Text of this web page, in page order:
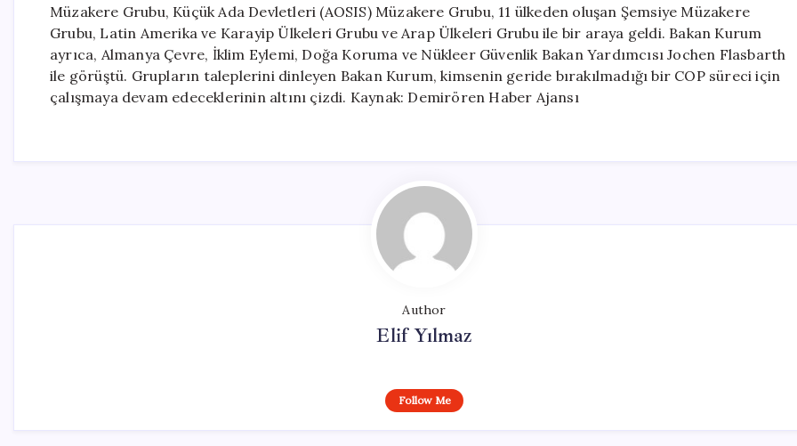
Müzakere Grubu, Küçük Ada Devletleri (AOSIS) Müzakere Grubu, 11 ülkeden oluşan Şemsiye Müzakere
Grubu, Latin Amerika ve Karayip Ülkeleri Grubu ve Arap Ülkeleri Grubu ile bir araya geldi. Bakan Kurum
ayrıca, Almanya Çevre, İklim Eylemi, Doğa Koruma ve Nükleer Güvenlik Bakan Yardımcısı Jochen Flasbarth
ile görüştü. Grupların taleplerini dinleyen Bakan Kurum, kimsenin geride bırakılmadığı bir COP süreci için
çalışmaya devam edeceklerinin altını çizdi. Kaynak: Demirören Haber Ajansı
Author
Elif Yılmaz
Follow Me